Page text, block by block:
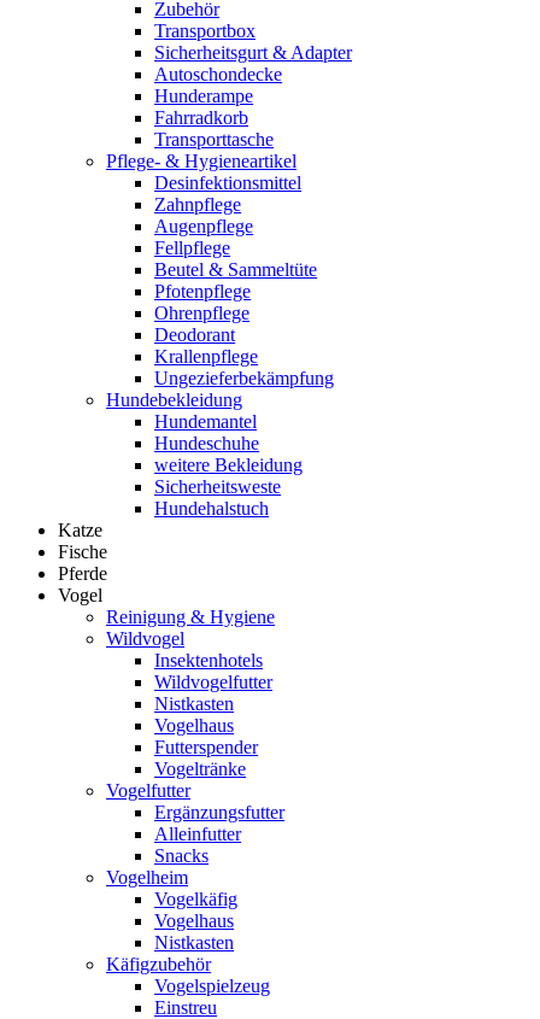
Zubehör
Transportbox
Sicherheitsgurt & Adapter
Autoschondecke
Hunderampe
Fahrradkorb
Transporttasche
Pflege- & Hygieneartikel
Desinfektionsmittel
Zahnpflege
Augenpflege
Fellpflege
Beutel & Sammeltüte
Pfotenpflege
Ohrenpflege
Deodorant
Krallenpflege
Ungezieferbekämpfung
Hundebekleidung
Hundemantel
Hundeschuhe
weitere Bekleidung
Sicherheitsweste
Hundehalstuch
Katze
Fische
Pferde
Vogel
Reinigung & Hygiene
Wildvogel
Insektenhotels
Wildvogelfutter
Nistkasten
Vogelhaus
Futterspender
Vogeltränke
Vogelfutter
Ergänzungsfutter
Alleinfutter
Snacks
Vogelheim
Vogelkäfig
Vogelhaus
Nistkasten
Käfigzubehör
Vogelspielzeug
Einstreu